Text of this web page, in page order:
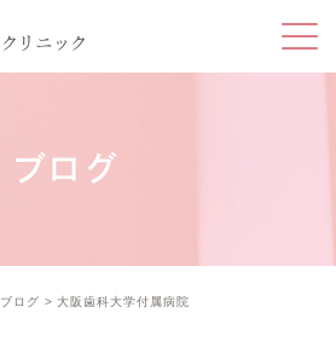
ブログ
ブログ 大阪歯科大学付属病院